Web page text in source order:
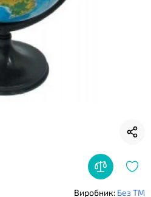
Виробник: Без ТМ
❤